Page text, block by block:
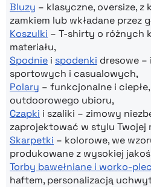
Bluzy – klasyczne, oversize, z
zamkiem lub wkładane przez
Koszulki – T-shirty o różnych
materiału,
Spodnie i spodenki dresowe –
sportowych i casualowych,
Polary – funkcjonalne i
outdoorowego ubioru,
Czapki i szaliki – zimowy
zaprojektować w stylu Twojej
Skarpetki – kolorowe, we
produkowane z wysokiej
Torby bawełniane i worko-
haftem, personalizacją